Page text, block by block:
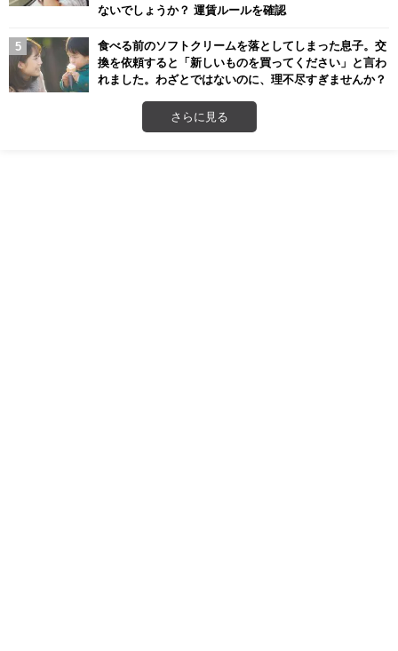
ないでしょうか？ 運賃ルールを確認
食べる前のソフトクリームを落としてしまった息子。交
換を依頼すると「新しいものを買ってください」と言わ
れました。わざとではないのに、理不尽すぎませんか？
さらに見る